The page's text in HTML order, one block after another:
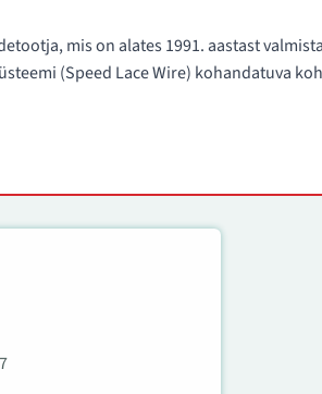
mis on alates 1991. aastast
(Speed Lace Wire) kohandatuva